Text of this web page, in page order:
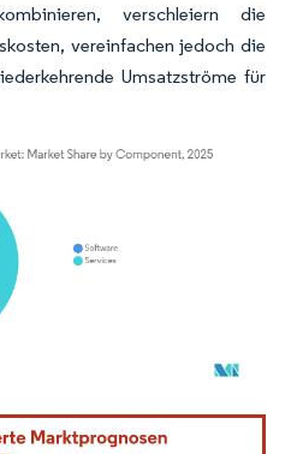
verschleiern die
vereinfachen jedoch die
Umsatzströme für
erfordert Namensnennung gemäß